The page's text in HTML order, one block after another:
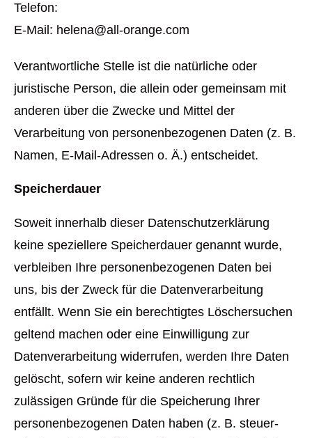
Telefon:
E-Mail: helena@all-orange.com
Verantwortliche Stelle ist die natürliche oder
juristische Person, die allein oder gemeinsam mit
anderen über die Zwecke und Mittel der
Verarbeitung von personenbezogenen Daten (z. B.
Namen, E-Mail-Adressen o. Ä.) entscheidet.
Speicherdauer
Soweit innerhalb dieser Datenschutzerklärung
keine speziellere Speicherdauer genannt wurde,
verbleiben Ihre personenbezogenen Daten bei
uns, bis der Zweck für die Datenverarbeitung
entfällt. Wenn Sie ein berechtigtes Löschersuchen
geltend machen oder eine Einwilligung zur
Datenverarbeitung widerrufen, werden Ihre Daten
gelöscht, sofern wir keine anderen rechtlich
zulässigen Gründe für die Speicherung Ihrer
personenbezogenen Daten haben (z. B. steuer-